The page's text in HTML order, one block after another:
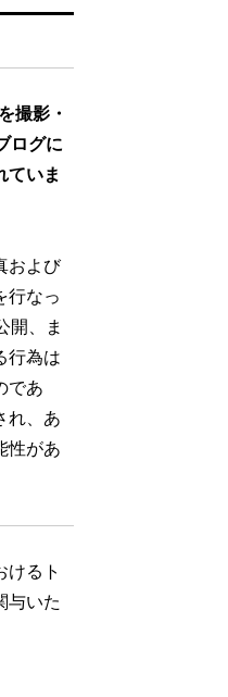
撮影・
ログに
ていま
および
行なっ
開、ま
行為は
であ
れ、あ
性があ
けるト
与いた